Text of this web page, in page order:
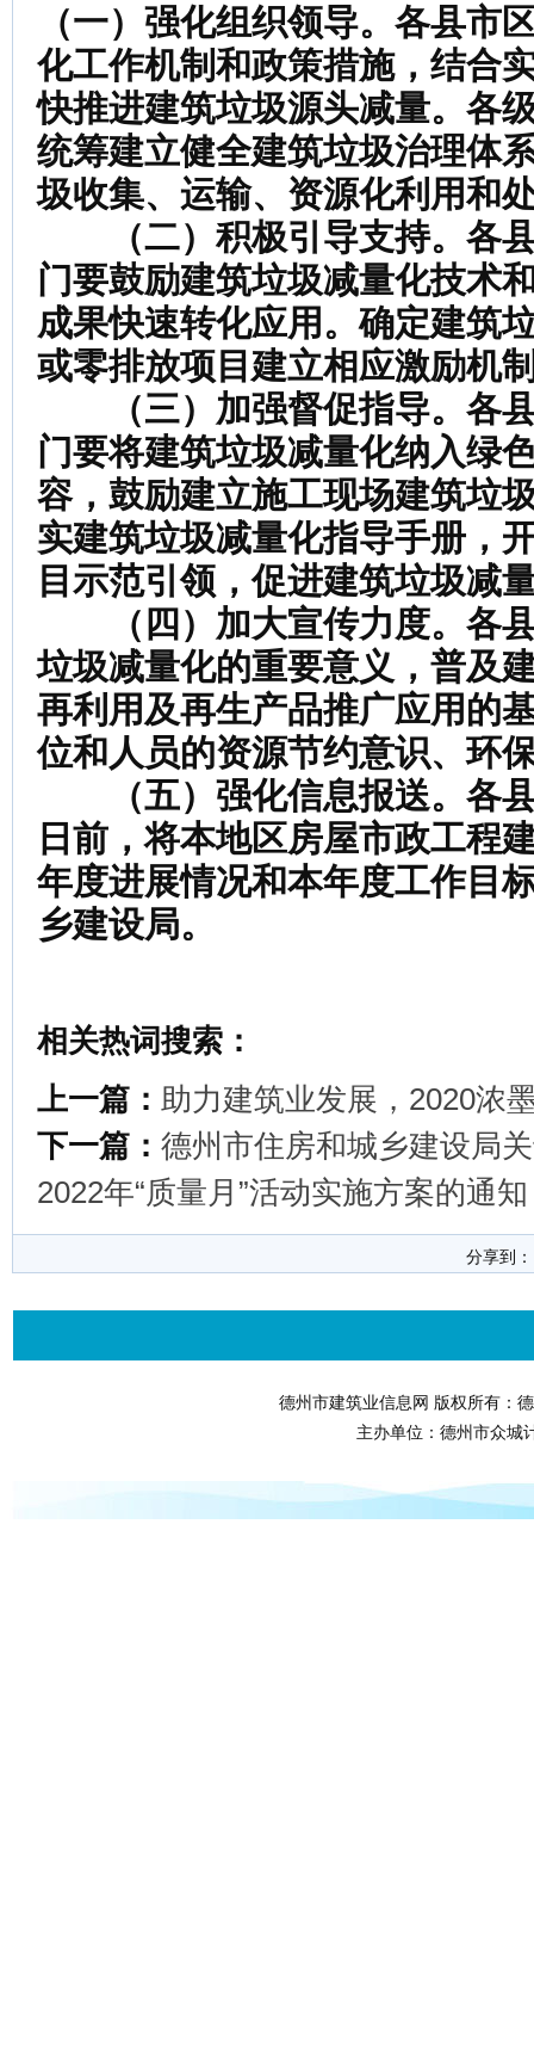
（一）强化组织领导。 各县市
化工作机制和政策措施， 结合
快推进建筑垃圾源头减量。各
统筹建立健全建筑垃圾治理体
圾收集、运输、资源化利用和
（二）积极引导支持。 各
门要鼓励建筑垃圾减量化技术
成果快速转化应用。确定建筑
或零排放项目建立相应激励机
（三）加强督促指导。 各
门要将建筑垃圾减量化纳入绿
容，鼓励建立施工现场建筑垃
实建筑垃圾减量化指导手册，
目示范引领，促进建筑垃圾减
（四）加大宣传力度。各
垃圾减量化的重要意义，普及
再利用及再生产品推广应用的
位和人员的资源节约意识、环
（五）强化信息报送。各
日前，将本地区房屋市政工程
年度进展情况和本年度工作目
乡建设局。
相关热词搜索：
上一篇： 助力建筑业发展，2020浓
下一篇： 德州市住房和城乡建设局
2022年“质量月”活动实施方案的通知
分享到
德州市建筑业信息网 版权所有：
主办单位：德州市众城